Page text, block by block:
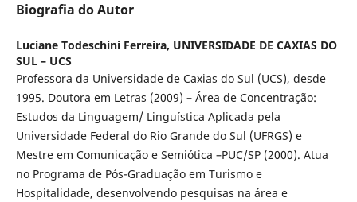
Biografia do Autor
Luciane Todeschini Ferreira, UNIVERSIDADE DE CAXIAS DO
SUL – UCS
Professora da Universidade de Caxias do Sul (UCS), desde
1995. Doutora em Letras (2009) – Área de Concentração:
Estudos da Linguagem/ Linguística Aplicada pela
Universidade Federal do Rio Grande do Sul (UFRGS) e
Mestre em Comunicação e Semiótica –PUC/SP (2000). Atua
no Programa de Pós-Graduação em Turismo e
Hospitalidade, desenvolvendo pesquisas na área e